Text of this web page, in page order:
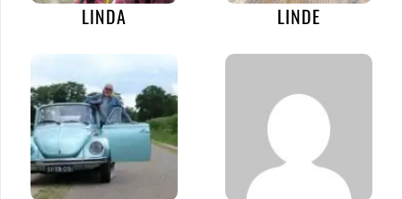
LINDA LINDE